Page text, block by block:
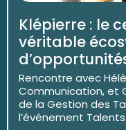
Klépierre : le
véritable
Rencontre avec
Communication, et
de la Gestion des
l’événement